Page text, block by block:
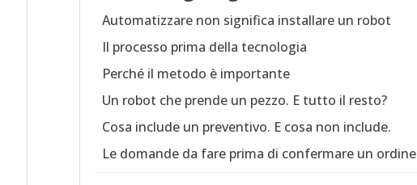
Automatizzare non significa installare un robot
Il processo prima della tecnologia
Perché il metodo è importante
Un robot che prende un pezzo. E tutto il resto?
Cosa include un preventivo. E cosa non include.
Le domande da fare prima di confermare un ordine